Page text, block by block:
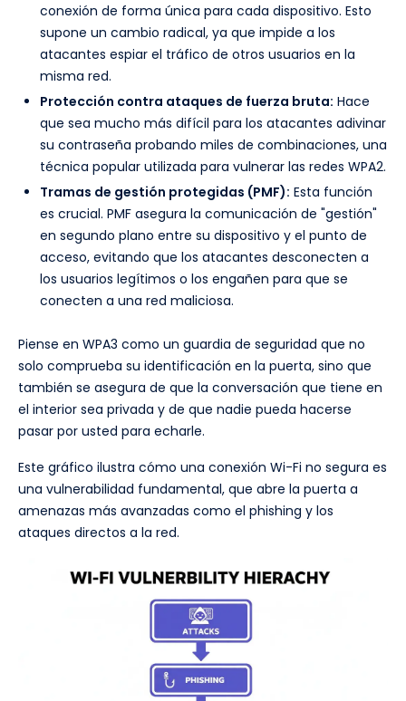
conexión de forma única para cada dispositivo. Esto
supone un cambio radical, ya que impide a los
atacantes espiar el tráfico de otros usuarios en la
misma red.
Protección contra ataques de fuerza bruta: Hace
que sea mucho más difícil para los atacantes adivinar
su contraseña probando miles de combinaciones, una
técnica popular utilizada para vulnerar las redes WPA2.
Tramas de gestión protegidas (PMF): Esta función
es crucial. PMF asegura la comunicación de "gestión"
en segundo plano entre su dispositivo y el punto de
acceso, evitando que los atacantes desconecten a
los usuarios legítimos o los engañen para que se
conecten a una red maliciosa.
Piense en WPA3 como un guardia de seguridad que no
solo comprueba su identificación en la puerta, sino que
también se asegura de que la conversación que tiene en
el interior sea privada y de que nadie pueda hacerse
pasar por usted para echarle.
Este gráfico ilustra cómo una conexión Wi-Fi no segura es
una vulnerabilidad fundamental, que abre la puerta a
amenazas más avanzadas como el phishing y los
ataques directos a la red.